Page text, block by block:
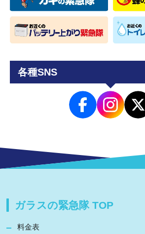
各種SNS
ガラスの緊急隊 TOP
料金表